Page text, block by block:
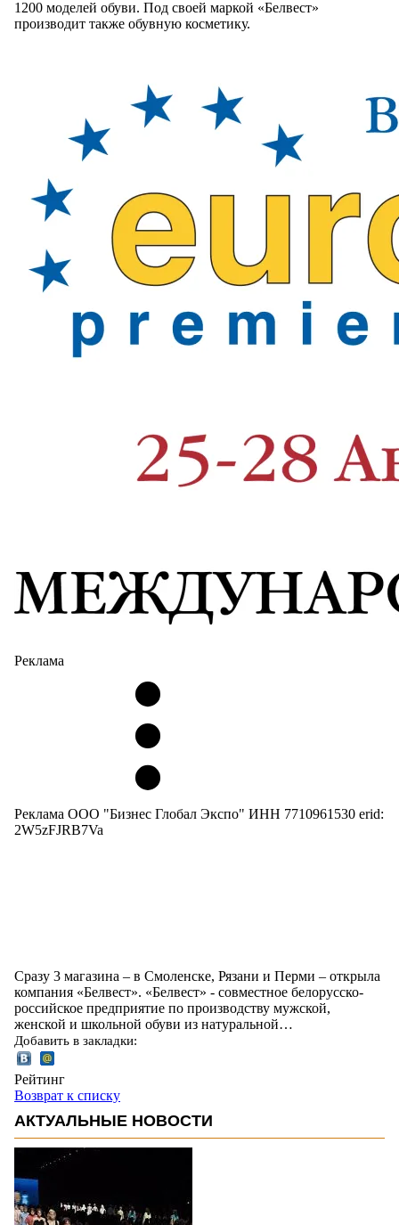
1200 моделей обуви. Под своей маркой «Белвест»
производит также обувную косметику.
Реклама
Реклама ООО "Бизнес Глобал Экспо" ИНН 7710961530 erid:
2W5zFJRB7Va
Сразу 3 магазина – в Смоленске, Рязани и Перми – открыла
компания «Белвест». «Белвест» - совместное белорусско-
российское предприятие по производству мужской,
женской и школьной обуви из натуральной…
Добавить в закладки:
Рейтинг
Возврат к списку
АКТУАЛЬНЫЕ НОВОСТИ